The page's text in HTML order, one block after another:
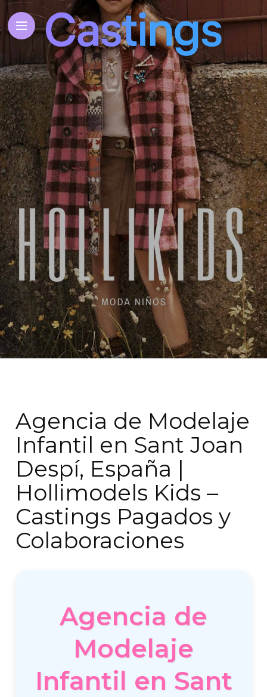
Agencia de Modelaje
Infantil en Sant Joan
Despí, España |
Hollimodels Kids –
Castings Pagados y
Colaboraciones
Agencia de
Modelaje
Infantil en Sant